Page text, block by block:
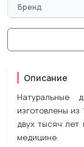
Бренд
Описание
Натуральные
изготовлены
двух тысяч лет
медицине.